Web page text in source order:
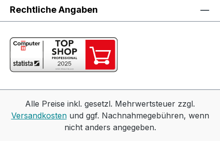
Rechtliche Angaben
Alle Preise inkl. gesetzl. Mehrwertsteuer zzgl.
Versandkostenund ggf. Nachnahmegebühren, wenn
nicht anders angegeben.